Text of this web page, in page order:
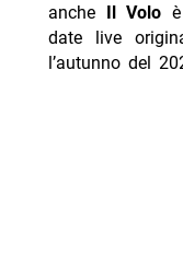
anche
Il Volo
date live
l’autunno del